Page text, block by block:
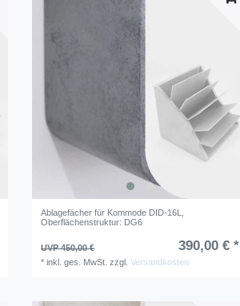
Ablagefächer für Kommode DID-16L
Oberflächenstruktur: DG6
UVP 450,00 € 390,00 € *
*inkl. ges. MwSt. zzgl.Versandkosten